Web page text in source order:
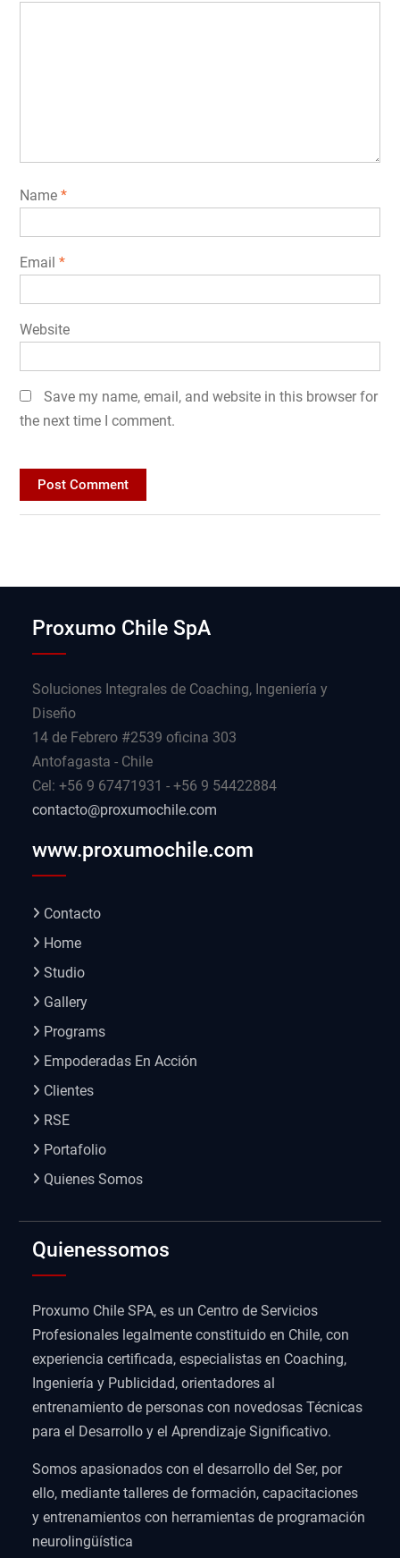
Name *
Email *
Website
Save my name, email, and website in this browser for
the next time I comment.
Proxumo Chile SpA
Soluciones Integrales de Coaching, Ingeniería y
Diseño
14 de Febrero #2539 oficina 303
Antofagasta - Chile
Cel: +56 9 67471931 - +56 9 54422884
contacto@proxumochile.com
www.proxumochile.com
Contacto
Home
Studio
Gallery
Programs
Empoderadas En Acción
Clientes
RSE
Portafolio
Quienes Somos
Quienessomos
Proxumo Chile SPA, es un Centro de Servicios
Profesionales legalmente constituido en Chile, con
experiencia certificada, especialistas en Coaching,
Ingeniería y Publicidad, orientadores al
entrenamiento de personas con novedosas Técnicas
para el Desarrollo y el Aprendizaje Significativo.
Somos apasionados con el desarrollo del Ser, por
ello, mediante talleres de formación, capacitaciones
y entrenamientos con herramientas de programación
neurolingüística